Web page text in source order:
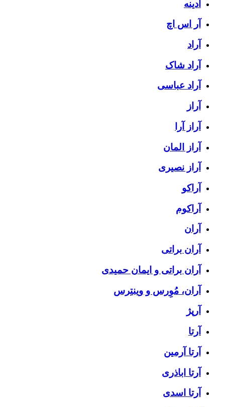
آدینه
آر اس اچ
آراد
آراد شاک
آراد عباسی
آراز
آراز آرا
آراز المان
آراز نصیری
آراکو
آراکوم
آران
آران براتی
آران براتی و ایمان حمیدی
آران، مُوِرس و وینتِرس
آرپژ
آرتا
آرتا آرمین
آرتا اباذری
آرتا اسدی